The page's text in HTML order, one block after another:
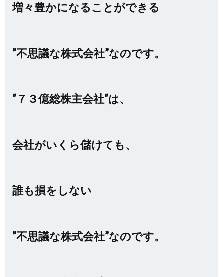
増々豊かになることができる
”不思議な株式会社”なのです。
”７３億総株主会社”は、
会社がいくら儲けても、
誰も損をしない
”不思議な株式会社”なのです。